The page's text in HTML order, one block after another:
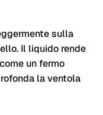
sulla
Il liquido rende
un fermo
la ventola